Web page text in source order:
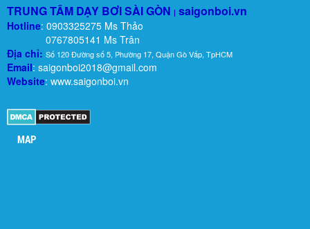
TRUNG TÂM DẠY BƠI SÀI GÒN | saigonboi.vn
Hotline: 0903325275 Ms Thảo
0767805141 Ms Trân
Địa chỉ: Số 120 Đường số 5, Phường 17, Quận Gò Vấp, TpHCM
Email: saigonboi2018@gmail.com
Website: www.saigonboi.vn
MAP